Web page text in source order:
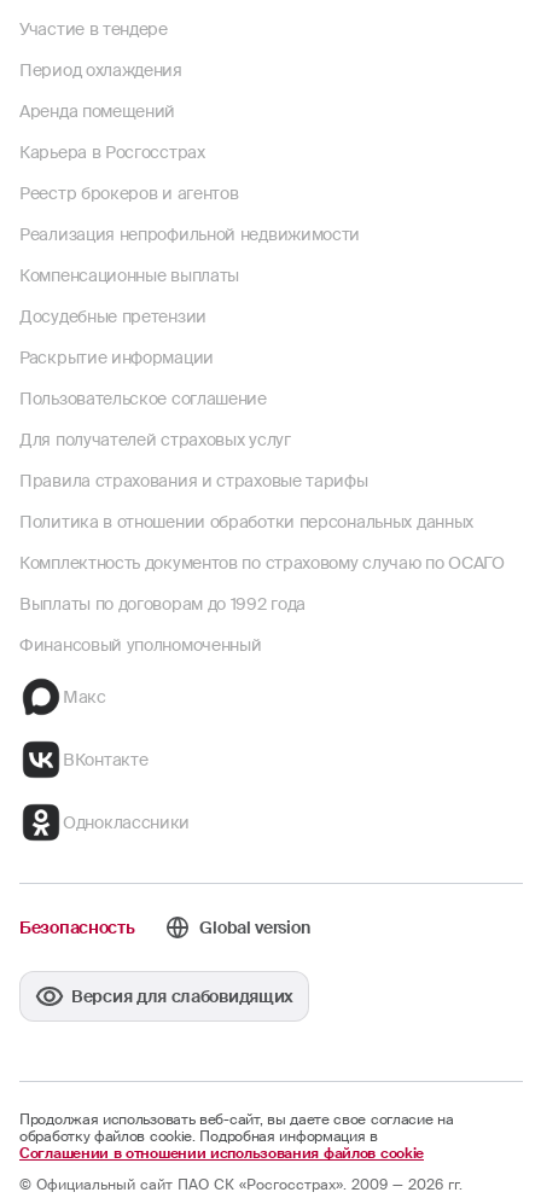
Участие в тендере
Период охлаждения
Аренда помещений
Карьера в Росгосстрах
Реестр брокеров и агентов
Реализация непрофильной недвижимости
Компенсационные выплаты
Досудебные претензии
Раскрытие информации
Пользовательское соглашение
Для получателей страховых услуг
Правила страхования и страховые тарифы
Политика в отношении обработки персональных данных
Комплектность документов по страховому случаю по ОСАГО
Выплаты по договорам до 1992 года
Финансовый уполномоченный
Макс
ВКонтакте
Одноклассники
Безопасность Global version
Версия для слабовидящих
Продолжая использовать веб-сайт, вы даете свое согласие на
обработку файлов cookie. Подробная информация в
Соглашении в отношении использования файлов cookie
© Официальный сайт ПАО СК «Росгосстрах». 2009 — 2026 гг.